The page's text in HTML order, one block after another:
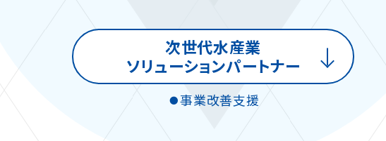
次世代水産業
ソリューションパートナー
● 事業改善支援